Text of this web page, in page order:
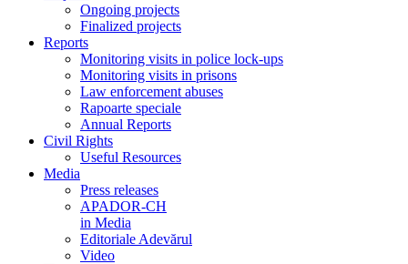
Ongoing projects
Finalized projects
Reports
Monitoring visits in police lock-ups
Monitoring visits in prisons
Law enforcement abuses
Rapoarte speciale
Annual Reports
Civil Rights
Useful Resources
Media
Press releases
APADOR-CH
in Media
Editoriale Adevărul
Video